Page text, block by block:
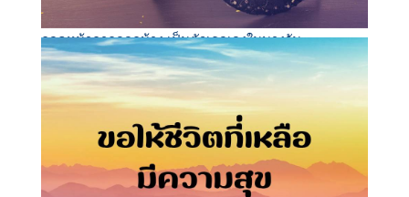
ถอดหน้ากากออกบ้าง เป็นตัวเธอเองในบางวัน..